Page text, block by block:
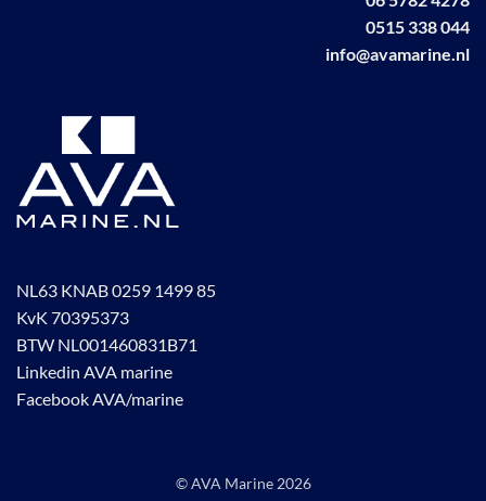
0515 338 044
info@avamarine.nl
NL63 KNAB 0259 1499 85
KvK 70395373
BTW NL001460831B71
Linkedin AVA marine
Facebook AVA/marine
© AVA Marine 2026